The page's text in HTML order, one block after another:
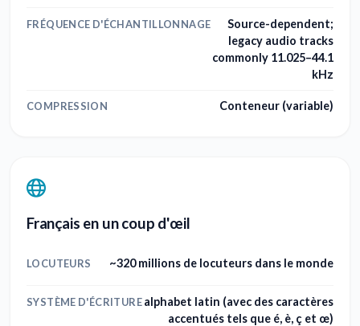
FRÉQUENCE D'ÉCHANTILLONNAGE
Source-dependent;
legacy audio tracks
commonly 11.025–44.1
kHz
COMPRESSION Conteneur (variable)
Français en un coup d'œil
LOCUTEURS ~320 millions de locuteurs dans le monde
SYSTÈME D'ÉCRITUREalphabet latin (avec des caractères
accentués tels que é, è, ç et œ)